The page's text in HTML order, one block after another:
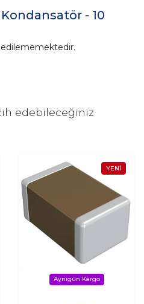
- 10
edebileceğiniz